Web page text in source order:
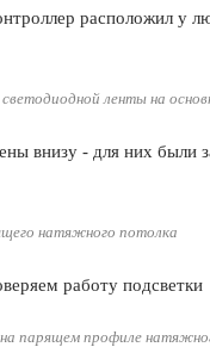
расположил у
ленты на
внизу - для них были
натяжного потолка
работу подсветки
парящем профиле